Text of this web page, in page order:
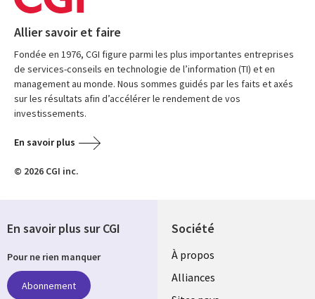
Allier savoir et faire
Fondée en 1976, CGI figure parmi les plus importantes entreprises
de services-conseils en technologie de l’information (TI) et en
management au monde. Nous sommes guidés par les faits et axés
sur les résultats afin d’accélérer le rendement de vos
investissements.
En savoir plus
© 2026 CGI inc.
Société
À propos
Alliances
En savoir plus sur CGI
Pour ne rien manquer
Abonnement